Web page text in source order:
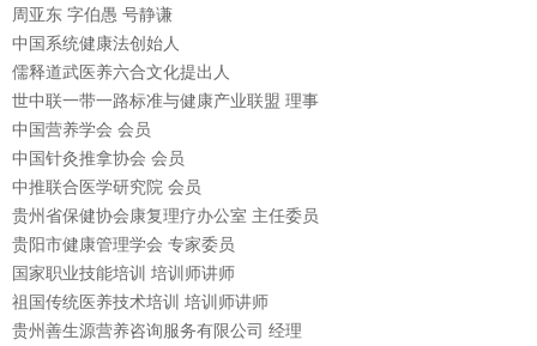
周亚东 字伯愚 号静谦
中国系统健康法创始人
儒释道武医养六合文化提出人
世中联一带一路标准与健康产业联盟 理事
中国营养学会 会员
中国针灸推拿协会 会员
中推联合医学研究院 会员
贵州省保健协会康复理疗办公室 主任委员
贵阳市健康管理学会 专家委员
国家职业技能培训 培训师讲师
祖国传统医养技术培训 培训师讲师
贵州善生源营养咨询服务有限公司 经理